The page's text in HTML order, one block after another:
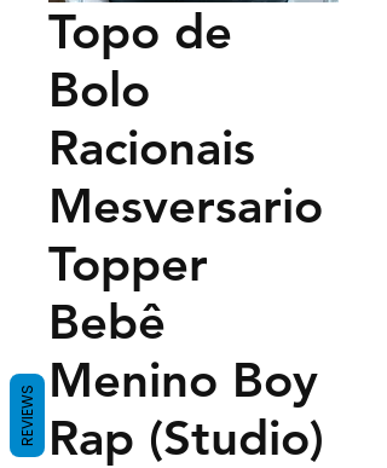
Topo de
Bolo
Racionais
Mesversario
Topper
Bebê
Menino Boy
Rap (Studio)
REVIEWS